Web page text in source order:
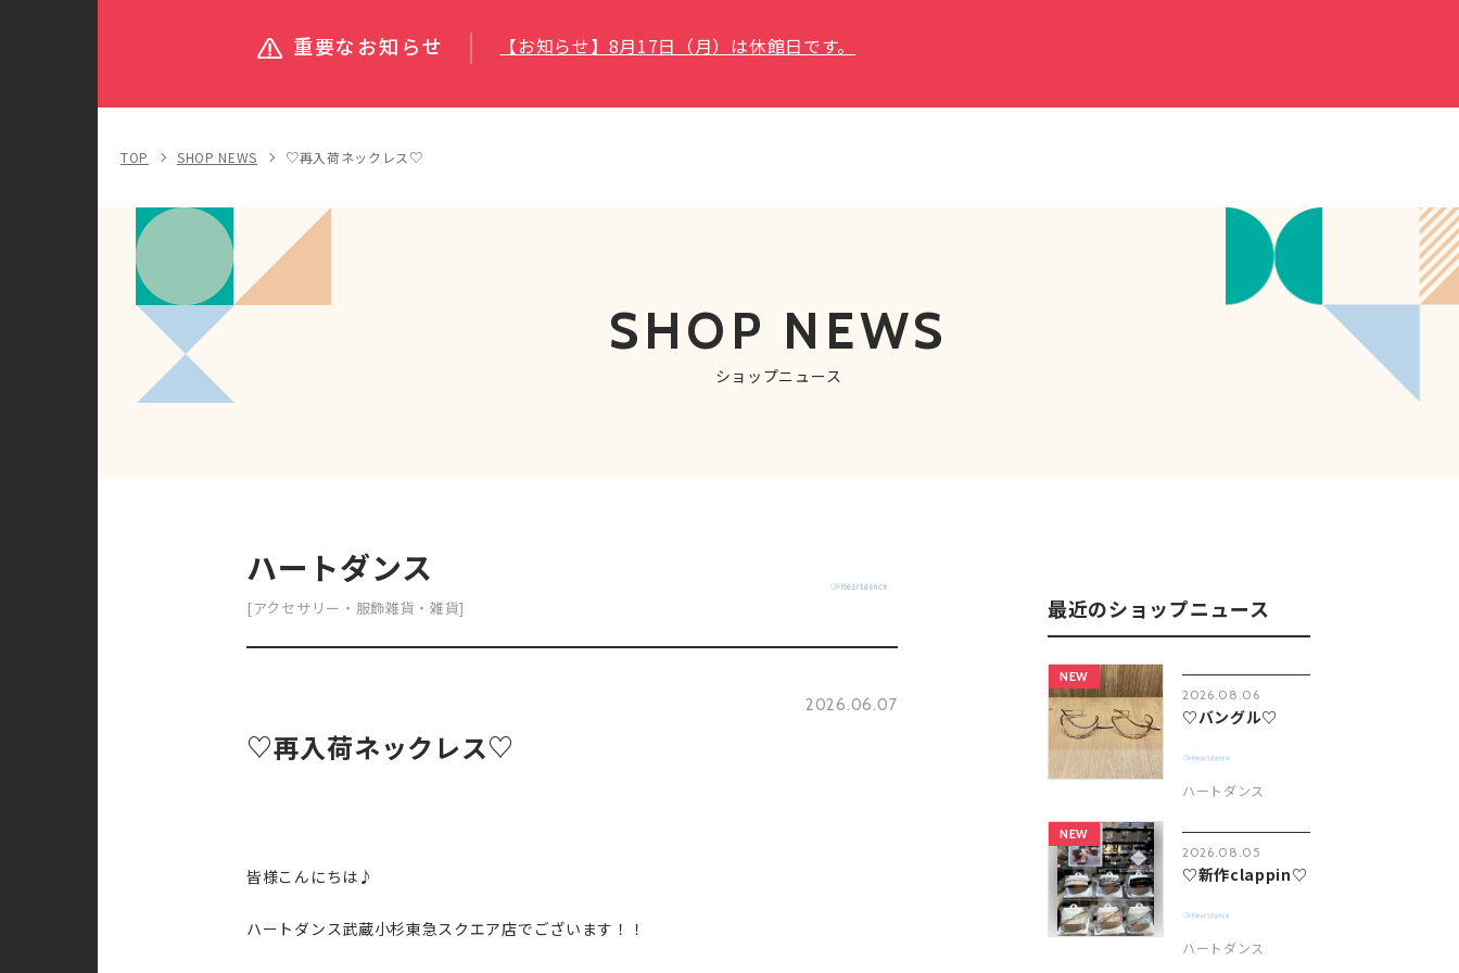
重要なお知らせ 【お知らせ】8月17日（月）は休館日です。
TOP SHOP NEWS ♡再入荷ネックレス♡
SHOP NEWS
ショップニュース
ハートダンス
[アクセサリー・服飾雑貨・雑貨]
2026.06.07
♡再入荷ネックレス♡
皆様こんにちは♪
ハートダンス武蔵小杉東急スクエア店でございます！！
最近のショップニュース
NEW
2026.08.06
♡バングル♡
ハートダンス
NEW
2026.08.05
♡新作clappin♡
ハートダンス